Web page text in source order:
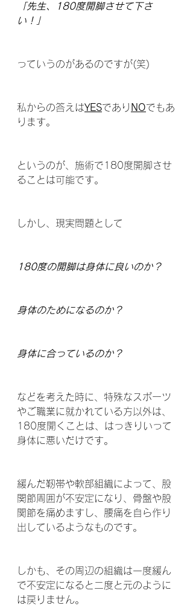
「先生、180度開脚させて下さ
い！」
っていうのがあるのですが(笑)
私からの答えはYESであり NOでもあ
ります。
というのが、施術で180度開脚させ
ることは可能です。
しかし、現実問題として
180度の開脚は身体に良いのか？
身体のためになるのか？
身体に合っているのか？
などを考えた時に、特殊なスポーツ
やご職業に就かれている方以外は、
180度開くことは、はっきりいって
身体に悪いだけです。
緩んだ靭帯や軟部組織によって、股
関節周囲が不安定になり、骨盤や股
関節を痛めますし、腰痛を自ら作り
出しているようなものです。
しかも、その周辺の組織は一度緩ん
で不安定になると二度と元のように
は戻りません。